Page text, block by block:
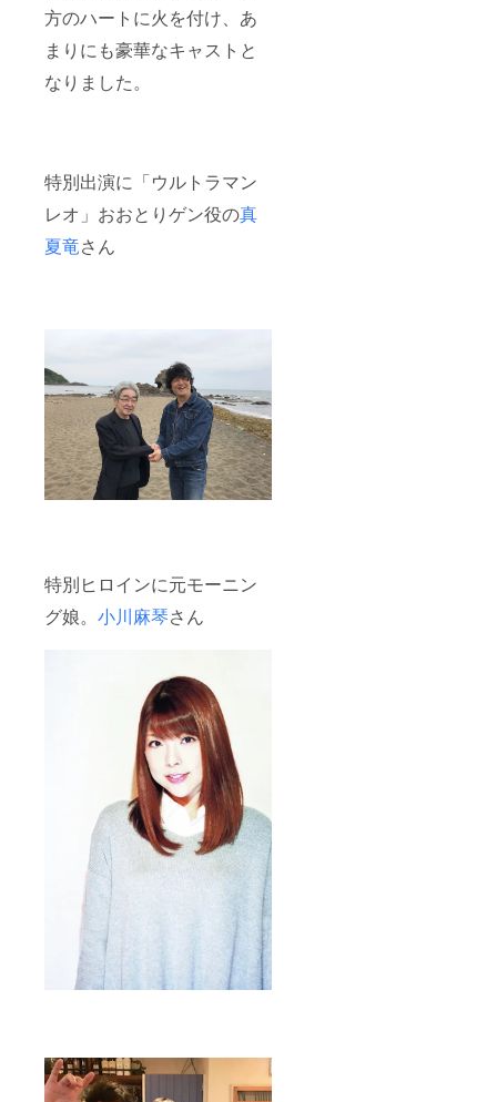
方のハートに火を付け、あ
まりにも豪華なキャストと
なりました。
特別出演に「ウルトラマン
レオ」おおとりゲン役の真
夏竜さん
特別ヒロインに元モーニン
グ娘。 小川麻琴さん